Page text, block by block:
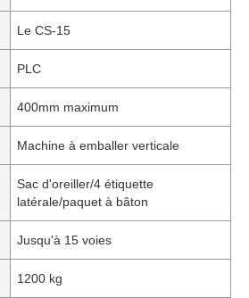
Le CS-15
PLC
400mm maximum
Machine à emballer verticale
Sac d'oreiller/4 étiquette
latérale/paquet à bâton
Jusqu'à 15 voies
1200 kg